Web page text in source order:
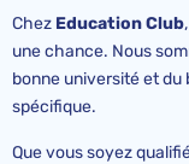
Chez Education Club
une chance. Nous
bonne université et du
spécifique.
Que vous soyez